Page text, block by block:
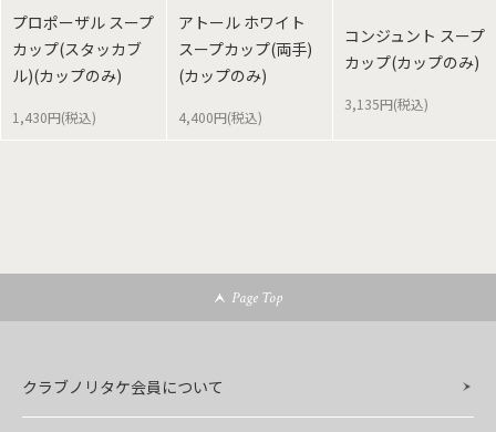
プロポーザル スープ
カップ(スタッカブ
ル)(カップのみ)
1,430円(税込)
アトール ホワイト
スープカップ(両手)
(カップのみ)
4,400円(税込)
コンジュント スープ
カップ(カップのみ)
3,135円(税込)
Page Top
クラブノリタケ会員について